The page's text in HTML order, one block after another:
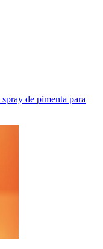
de pimenta para